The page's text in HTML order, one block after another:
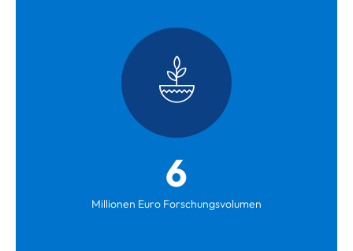
6
Millionen Euro Forschungsvolumen